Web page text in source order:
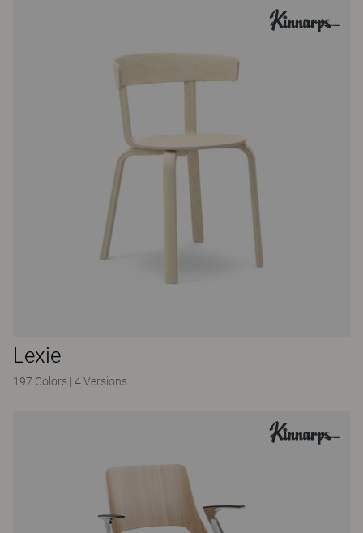
Lexie
197 Colors | 4 Versions